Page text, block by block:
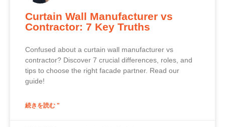
Curtain Wall Manufacturer vs
Contractor: 7 Key Truths
Confused about a curtain wall manufacturer vs
contractor? Discover 7 crucial differences, roles, and
tips to choose the right facade partner. Read our
guide!
続きを読む "